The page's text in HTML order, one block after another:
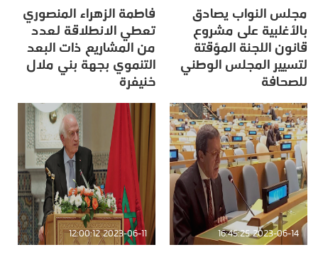
مجلس النواب يصادق
بالأغلبية على مشروع
قانون اللجنة المؤقتة
لتسيير المجلس الوطني
للصحافة
فاطمة الزهراء المنصوري
تعطي الانطلاقة لعدد
من المشاريع ذات البعد
التنموي بجهة بني ملال
خنيفرة
2023-06-14 16:45:25
2023-06-11 12:00:12